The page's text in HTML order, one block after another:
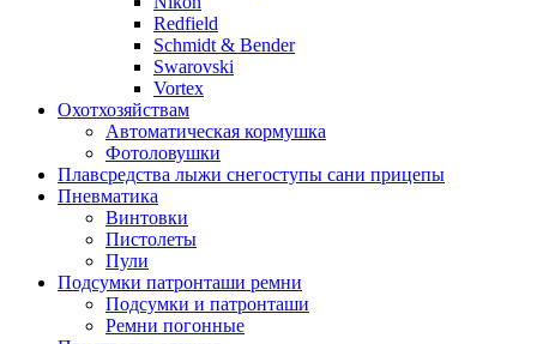
Redfield
Schmidt & Bender
Swarovski
Vortex
Охотхозяйствам
Автоматическая кормушка
Фотоловушки
Плавсредства лыжи снегоступы сани прицепы
Пневматика
Винтовки
Пистолеты
Пули
Подсумки патронташи ремни
Подсумки и патронташи
Ремни погонные